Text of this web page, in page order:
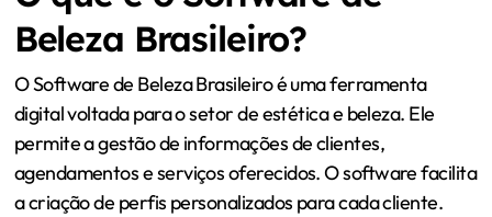
Beleza Brasileiro?
O Software de Beleza Brasileiro é uma ferramenta
digital voltada para o setor de estética e beleza. Ele
permite a gestão de informações de clientes,
agendamentos e serviços oferecidos. O software facilita
a criação de perfis personalizados para cada cliente.